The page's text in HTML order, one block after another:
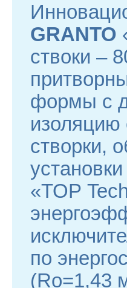
GRANTO
ствоки –
формы с
створки,
«ТОР
по
(Ro=1,43